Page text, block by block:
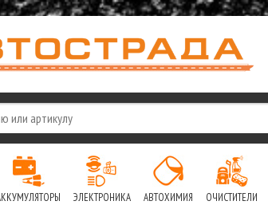
ЭЛЕКТРОНИКА АВТОХИМИЯ ОЧИСТИТЕЛИ